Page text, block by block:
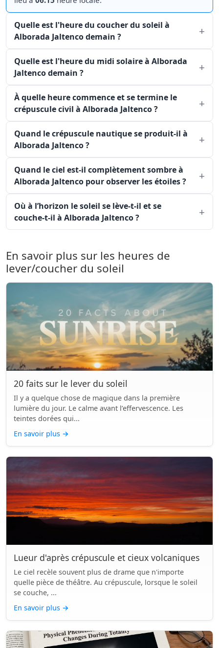
Quelle est l'heure du coucher du soleil à
Alborada Jaltenco demain ?
Quelle est l'heure du midi solaire à Alborada
Jaltenco demain ?
À quelle heure commence et se termine le
crépuscule civil à Alborada Jaltenco ?
Quand le crépuscule nautique se produit-il à
Alborada Jaltenco ?
Quand le ciel est-il complètement sombre à
Alborada Jaltenco pour observer les étoiles ?
Où à l’horizon le soleil se lève-t-il et se
couche-t-il à Alborada Jaltenco ?
En savoir plus sur les heures de
lever/coucher du soleil
20 faits sur le lever du soleil
Il y a quelque chose de magique dans la première
lumière du jour. Le calme avant l’effervescence. Les
teintes dorées qui...
En savoir plus →
Lueur d'après crépuscule et cieux volcaniques
Le ciel recèle souvent plus de drame que n'importe
quelle pièce de théâtre. Au crépuscule, lorsque le soleil
se couche, ...
En savoir plus →